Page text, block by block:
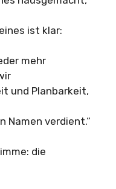
ist klar:
mehr
und Planbarkeit,
Namen verdient.“
die